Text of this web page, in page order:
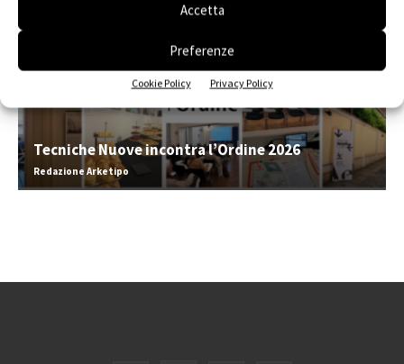
Accetta
Preferenze
Cookie Policy Privacy Policy
Tecniche Nuove incontra l’Ordine 2026
Redazione Arketipo